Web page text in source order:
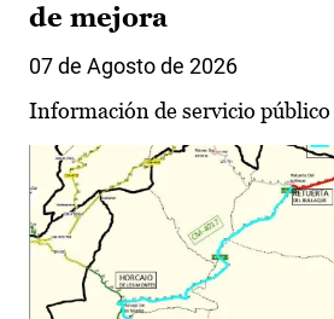
de mejora
07 de Agosto de 2026
Información de servicio público